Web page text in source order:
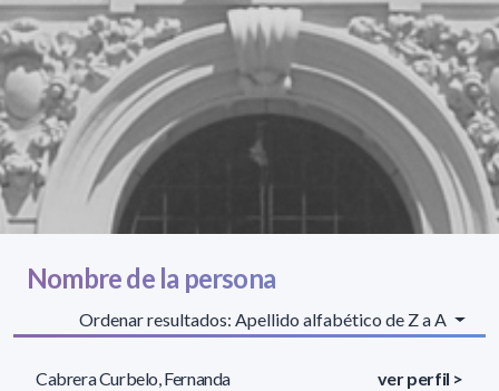
Nombre de la persona
Ordenar resultados: Apellido alfabético de Z a A
Cabrera Curbelo, Fernanda ver perfil >